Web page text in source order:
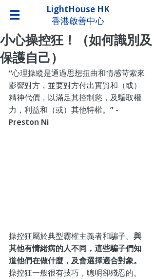
LightHouse HK
香港啟善中心
小心操控狂！（如何識別及
保護自己）
“心理操縱是通過思想扭曲和情感苛索來
影響對方，並要對方付出實質和（或）
精神代價，以滿足其控制慾，及騙取權
力，利益和（或）其他特權。” -
Preston Ni
操控狂屬於典型霸權主義者和騙子。 與
其他有情緒病的人不同，這些騙子們知
道他們在做什麼，及會選擇適合對象。
操控狂一般很有技巧，聰明卻殘忍的。